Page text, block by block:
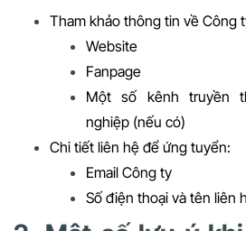
Tham khảo thông tin về Công
Website
Fanpage
Một số kênh truyền
nghiệp (nếu có)
Chi tiết liên hệ để ứng tuyển:
Email Công ty
Số điện thoại và tên liên